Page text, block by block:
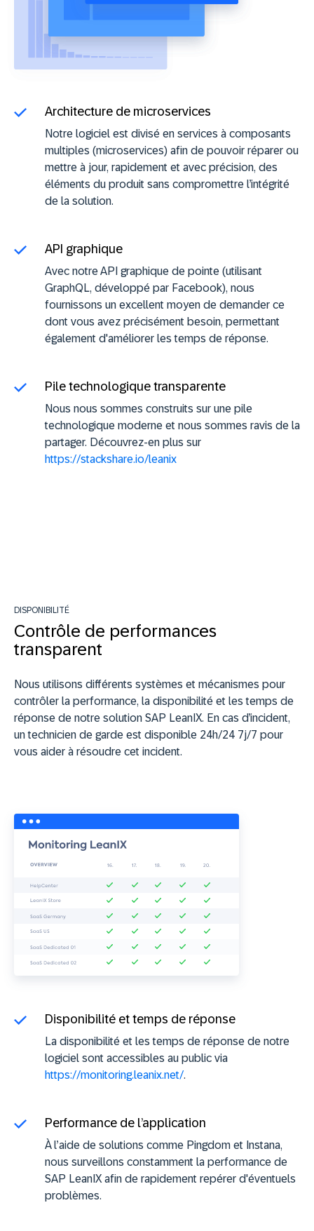
Architecture de microservices
Notre logiciel est divisé en services à composants
multiples (microservices) afin de pouvoir réparer ou
mettre à jour, rapidement et avec précision, des
éléments du produit sans compromettre l’intégrité
de la solution.
API graphique
Avec notre API graphique de pointe (utilisant
GraphQL, développé par Facebook), nous
fournissons un excellent moyen de demander ce
dont vous avez précisément besoin, permettant
également d'améliorer les temps de réponse.
Pile technologique transparente
Nous nous sommes construits sur une pile
technologique moderne et nous sommes ravis de la
partager. Découvrez-en plus sur
https://stackshare.io/leanix
DISPONIBILITÉ
Contrôle de performances
transparent
Nous utilisons différents systèmes et mécanismes pour
contrôler la performance, la disponibilité et les temps de
réponse de notre solution SAP LeanIX. En cas d’incident,
un technicien de garde est disponible 24h/24 7j/7 pour
vous aider à résoudre cet incident.
Disponibilité et temps de réponse
La disponibilité et les temps de réponse de notre
logiciel sont accessibles au public via
https://monitoring.leanix.net/.
Performance de l’application
À l’aide de solutions comme Pingdom et Instana,
nous surveillons constamment la performance de
SAP LeanIX afin de rapidement repérer d'éventuels
problèmes.